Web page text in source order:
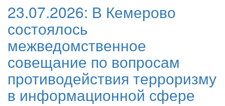
23.07.2026: В Кемерово
состоялось
межведомственное
совещание по вопросам
противодействия терроризму
в информационной сфере